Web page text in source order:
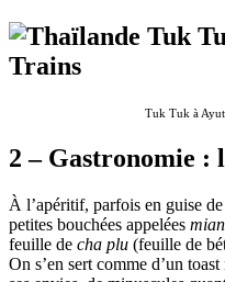
Tuk Tuk à
2 – Gastronomie :
À l’apéritif, parfois en guise
petites bouchées appelées
feuille de cha plu (feuille de
On s’en sert comme d’un